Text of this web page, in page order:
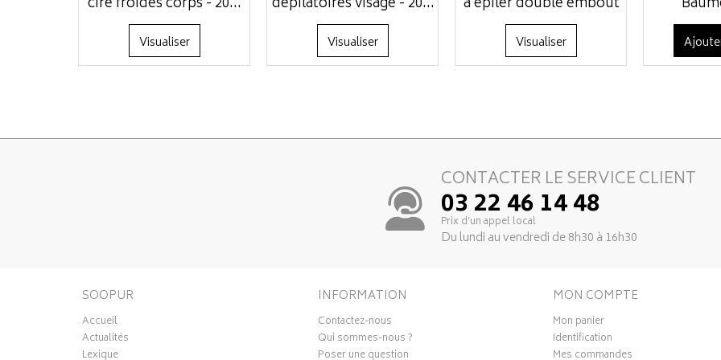
Visualiser Visualiser Visualiser
CONTACTER LE SERVICE CLIENT
03 22 46 14 48
Prix d’un appel local
Du lundi au vendredi de 8h30 à 16h30
SOOPUR
Accueil
Actualités
Lexique
INFORMATION
Contactez-nous
Qui sommes-nous ?
Poser une question
MON COMPTE
Mon panier
Identification
Mes commandes